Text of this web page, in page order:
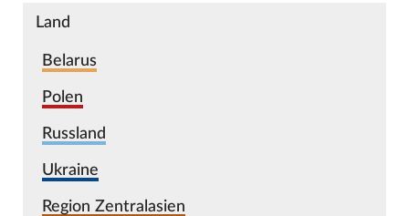
Land
Belarus
Polen
Russland
Ukraine
Region Zentralasien